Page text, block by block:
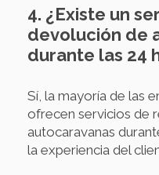
4. ¿Existe un
devolución de
durante las 24
Sí, la mayoría de las
ofrecen servicios de
autocaravanas
la experiencia del